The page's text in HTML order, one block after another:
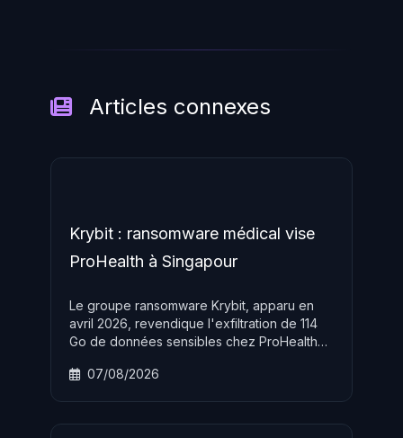
Articles connexes
Krybit : ransomware médical vise
ProHealth à Singapour
Le groupe ransomware Krybit, apparu en
avril 2026, revendique l'exfiltration de 114
Go de données sensibles chez ProHealth
stratégie de ciblage délibéré du secteur
07/08/2026